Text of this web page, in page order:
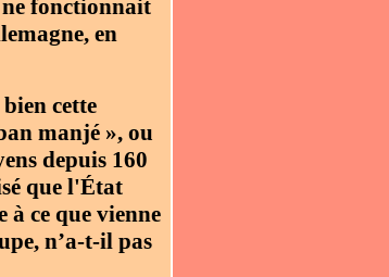
ne fonctionnait
en
cette
manjé », ou
depuis 160
que l'État
ce que vienne
n’a-t-il pas